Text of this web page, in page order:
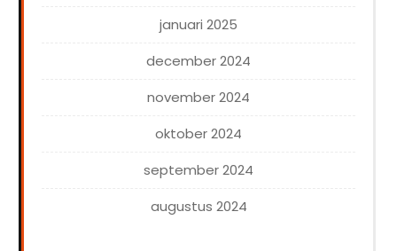
januari 2025
december 2024
november 2024
oktober 2024
september 2024
augustus 2024